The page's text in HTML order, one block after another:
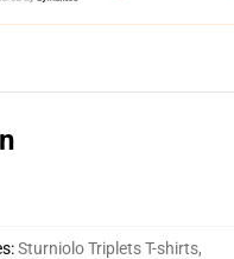
:Sturniolo Triplets T-shirts,